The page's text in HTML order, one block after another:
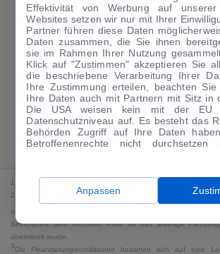
Finanzierung
134€/mtl.
0 € Anzahlung ·60 Monate ·Finanzierungs-
Angebot anfragen
Kraftstoffverbrauch komb. 5,4 l/100 km · CO₂-
· CO₂-Klasse D · WLTP*
1
2 Bei dem Streichpreis handelt es sich für Neufahrzeuge und
an auto.de übermittelten Listenpreis. Für alle anderen
Streichpreis dem höchsten Preis für das jeweilige
übermittelt wurde.
3Die Finanzierungskonditionen beziehen sich auf eine
Effektivität von Werbung auf
Websites setzen wir nur mit Ihrer
Partner führen diese Daten
Daten zusammen, die Sie ihnen
sie im Rahmen Ihrer Nutzung
Klick auf "Zustimmen" akzeptieren Sie
die beschriebene Verarbeitung Ihrer
Ihre Zustimmung erteilen, beachten
Ihre Daten auch mit Partnern mit Sitz in
Die USA weisen kein mit der EU
Datenschutzniveau auf. Es besteht das
Behörden Zugriff auf Ihre Daten
Betroffenenrechte nicht durchsetzen
anpassen. Dies ist auch später
Cookie-Richtliniemöglich. Weitere
Sie in unsererDatenschutzerklärung .
Anpassen